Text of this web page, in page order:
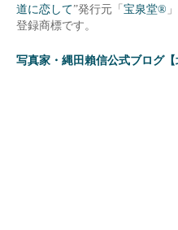
道に恋して”発行元「 宝泉堂®
登録商標です。
写真家・縄田賴信公式ブログ【